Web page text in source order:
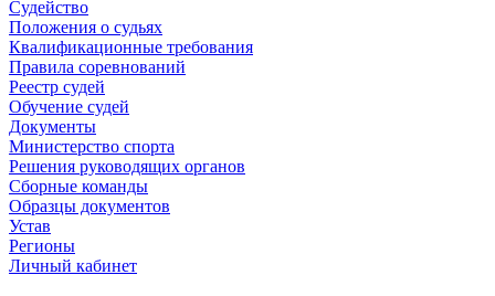
Судейство
Положения о судьях
Квалификационные требования
Правила соревнований
Реестр судей
Обучение судей
Документы
Министерство спорта
Решения руководящих органов
Сборные команды
Образцы документов
Устав
Регионы
Личный кабинет